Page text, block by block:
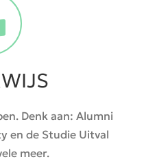
Denk aan: Alumni
en de Studie Uitval
meer.